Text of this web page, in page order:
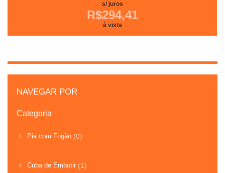
s/ juros
R$294,41
à vista
NAVEGAR POR
Categoria
Pia com Fogão (0)
Cuba de Embutir (1)